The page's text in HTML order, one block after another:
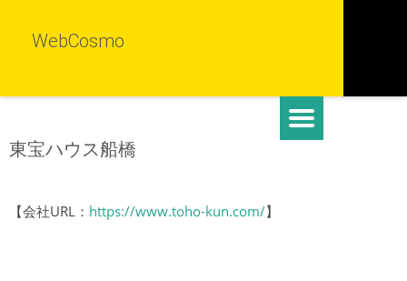
WebCosmo
東宝ハウス船橋
【会社URL： https://www.toho-kun.com/】